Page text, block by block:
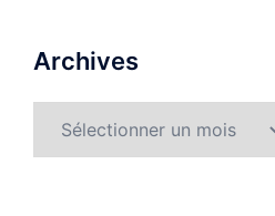
Archives